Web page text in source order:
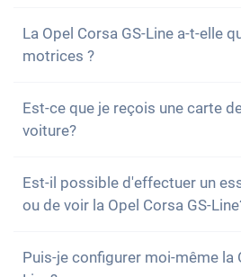
remorque. Cependant, tu as la
l'installer toi-même.
La Opel Corsa GS-Line a-t-elle
motrices ?
pas de quatre roues motrices.
est bien équipée.
Est-ce que je reçois une carte
voiture?
ton canton de résidence. Par
aucun problème pour obtenir
Est-il possible d'effectuer un
ou de voir la Opel Corsa GS-
faire un essai. Selon le modèle,
Puis-je configurer moi-même la